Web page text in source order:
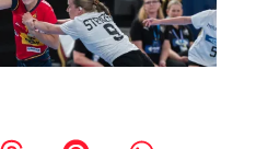
del dispositivo. El consentimiento
en este sitio. No consentir o retirar el